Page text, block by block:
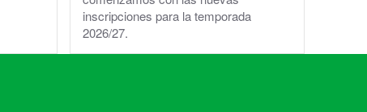
inscripciones para la temporada
2026/27.